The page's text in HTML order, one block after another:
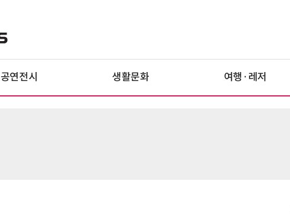
공연전시 생활문화 여행·레저